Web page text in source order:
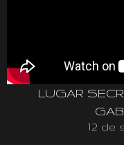
LUGAR
12 de